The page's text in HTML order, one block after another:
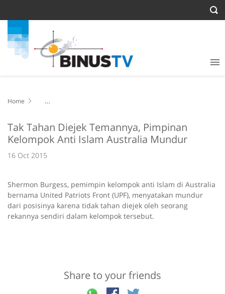
Home
Tak Tahan Diejek Temannya, Pimpinan
Kelompok Anti Islam Australia Mundur
16 Oct 2015
Shermon Burgess, pemimpin kelompok anti Islam di Australia
bernama United Patriots Front (UPF), menyatakan mundur
dari posisinya karena tidak tahan diejek oleh seorang
rekannya sendiri dalam kelompok tersebut.
Share to your friends